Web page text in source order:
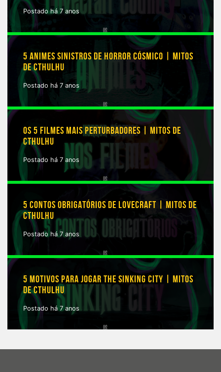
Postado há 7 anos
5 ANIMES SINISTROS DE HORROR CÓSMICO | MITOS
DE CTHULHU
Postado há 7 anos
OS 5 FILMES MAIS PERTURBADORES | MITOS DE
CTHULHU
Postado há 7 anos
5 CONTOS OBRIGATÓRIOS DE LOVECRAFT | MITOS DE
CTHULHU
Postado há 7 anos
5 MOTIVOS PARA JOGAR THE SINKING CITY | MITOS
DE CTHULHU
Postado há 7 anos